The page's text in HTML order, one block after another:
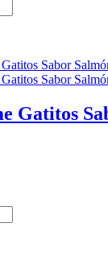
Gatitos